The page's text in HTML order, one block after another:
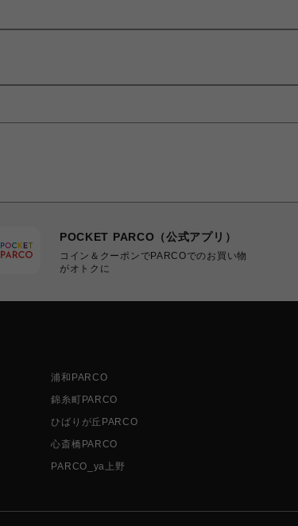
POCKET PARCO（公式アプリ）
コイン＆クーポンでPARCOでのお買い物
がオトクに
浦和PARCO
錦糸町PARCO
ひばりが丘PARCO
心斎橋PARCO
PARCO_ya上野